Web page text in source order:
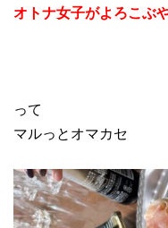
オトナ女子がよろこぶや
って
マルっとオマカセ